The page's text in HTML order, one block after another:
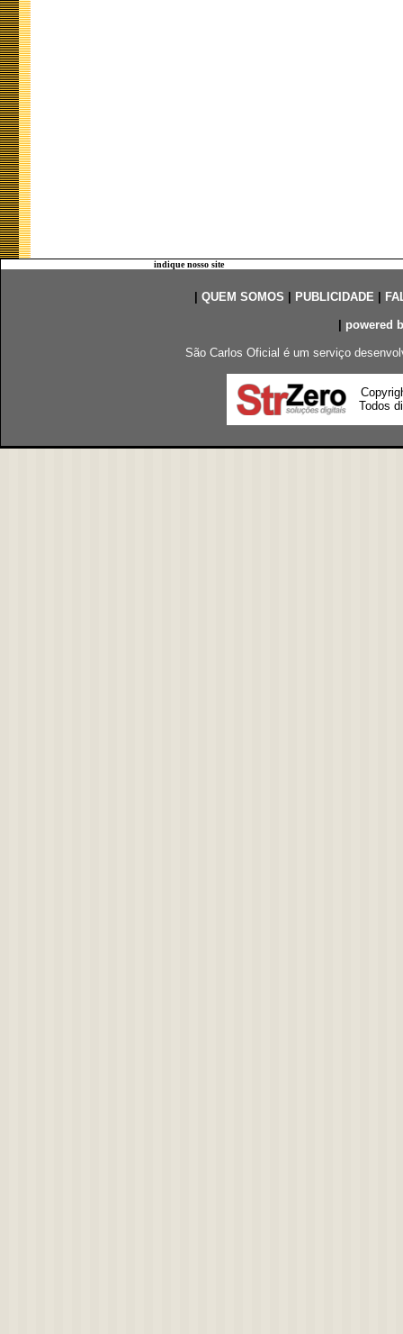
indique nosso site
QUEM SOMOS PUBLICIDADE|
powered
São Carlos Oficial é um serviço
Todos